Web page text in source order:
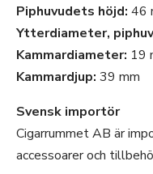
Piphuvudets höjd: 46
Ytterdiameter,
Kammardiameter: 19
Kammardjup: 39 mm
Svensk importör
Cigarrummet AB är
accessoarer och